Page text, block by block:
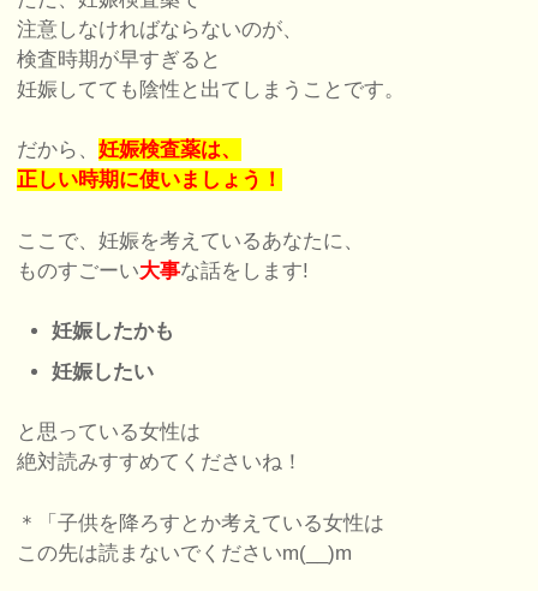
注意しなければならないのが、
検査時期が早すぎると
妊娠してても陰性と出てしまうことです。
だから、妊娠検査薬は、
正しい時期に使いましょう！
ここで、妊娠を考えているあなたに、
ものすごーい大事な話をします!
妊娠したかも
妊娠したい
と思っている女性は
絶対読みすすめてくださいね！
＊「子供を降ろすとか考えている女性は
この先は読まないでくださいm(__)m